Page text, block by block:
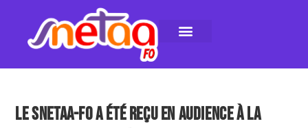
LE SNETAA-FO A ÉTÉ REÇU EN AUDIENCE À LA